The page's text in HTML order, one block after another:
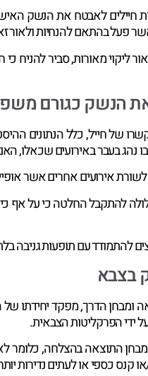
פעל בהתאם להנחיות ולאור
ליקוי מאורות, סביר
הנשק כגורם
חייל, כלל הנתונים
נהג בעבר באירועים שכאלו,
אירועים אחרים אשר
להתקבל החלטה כי על אף
להתמודד עם תופעות גניבה
בצבא
הדרך, מפקד יחידתו
ידי הפרקליטות הצבאית.
התוצאה בהצלחה, כלומר
קנס כספי או לעתים נדירות